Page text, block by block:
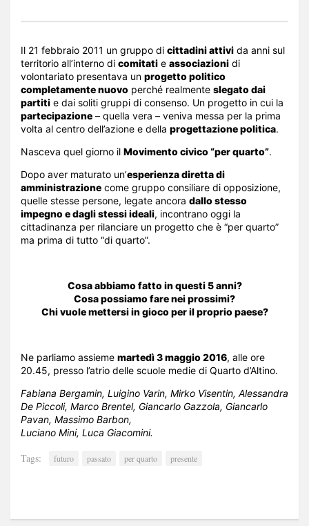
Il 21 febbraio 2011 un gruppo di cittadini attivi da anni sul
territorio all’interno di comitati e associazioni di
volontariato presentava un progetto politico
completamente nuovo perché realmente slegato dai
partiti e dai soliti gruppi di consenso. Un progetto in cui la
partecipazione – quella vera – veniva messa per la prima
volta al centro dell’azione e della progettazione politica.
Nasceva quel giorno il Movimento civico “per quarto”.
Dopo aver maturato un’esperienza diretta di
amministrazione come gruppo consiliare di opposizione,
quelle stesse persone, legate ancora dallo stesso
impegno e dagli stessi ideali, incontrano oggi la
cittadinanza per rilanciare un progetto che è “per quarto”
ma prima di tutto “di quarto”.
Cosa abbiamo fatto in questi 5 anni?
Cosa possiamo fare nei prossimi?
Chi vuole mettersi in gioco per il proprio paese?
Ne parliamo assieme martedì 3 maggio 2016, alle ore
20.45, presso l’atrio delle scuole medie di Quarto d’Altino.
Fabiana Bergamin, Luigino Varin, Mirko Visentin, Alessandra
De Piccoli, Marco Brentel, Giancarlo Gazzola, Giancarlo
Pavan, Massimo Barbon,
Luciano Mini, Luca Giacomini.
Tags: futuro passato per quarto presente